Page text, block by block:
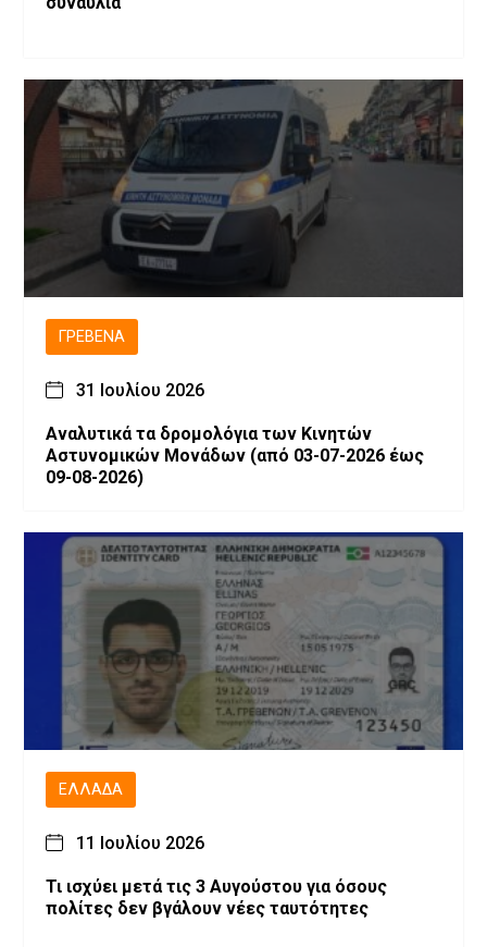
ΓΡΕΒΕΝΆ
31 Ιουλίου 2026
Αναλυτικά τα δρομολόγια των Κινητών
Αστυνομικών Μονάδων (από 03-07-2026 έως
09-08-2026)
ΕΛΛΆΔΑ
11 Ιουλίου 2026
Τι ισχύει μετά τις 3 Αυγούστου για όσους
πολίτες δεν βγάλουν νέες ταυτότητες